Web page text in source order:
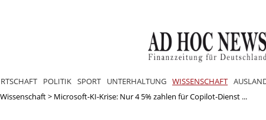
POLITIK SPORT UNTERHALTUNG WISSENSCHAFT
Wissenschaft> Microsoft-KI-Krise: Nur 4 5% zahlen für Copilot-Dienst ...